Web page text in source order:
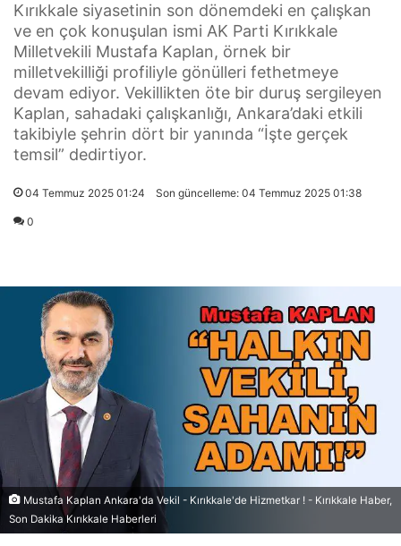
Kırıkkale siyasetinin son dönemdeki en çalışkan
ve en çok konuşulan ismi AK Parti Kırıkkale
Milletvekili Mustafa Kaplan, örnek bir
milletvekilliği profiliyle gönülleri fethetmeye
devam ediyor. Vekillikten öte bir duruş sergileyen
Kaplan, sahadaki çalışkanlığı, Ankara’daki etkili
takibiyle şehrin dört bir yanında “İşte gerçek
temsil” dedirtiyor.
04 Temmuz 2025 01:24 Son güncelleme: 04 Temmuz 2025 01:38
0
Mustafa Kaplan Ankara'da Vekil - Kırıkkale'de Hizmetkar ! - Kırıkkale Haber,
Son Dakika Kırıkkale Haberleri